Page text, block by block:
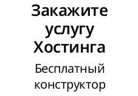
Закажите
услугу
Хостинга
Бесплатный
конструктор